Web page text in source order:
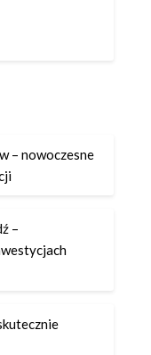
– nowoczesne
–